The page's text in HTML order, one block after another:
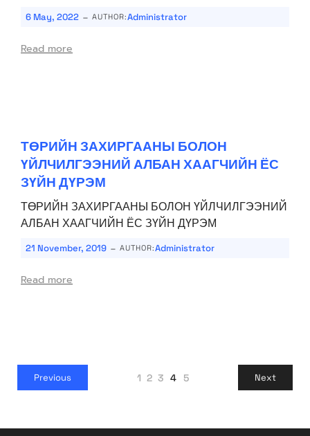
6 May, 2022 - AUTHOR:Administrator
Read more
ТӨРИЙН ЗАХИРГААНЫ БОЛОН
ҮЙЛЧИЛГЭЭНИЙ АЛБАН ХААГЧИЙН ЁС
ЗҮЙН ДҮРЭМ
ТӨРИЙН ЗАХИРГААНЫ БОЛОН ҮЙЛЧИЛГЭЭНИЙ
АЛБАН ХААГЧИЙН ЁС ЗҮЙН ДҮРЭМ
21 November, 2019 - AUTHOR:Administrator
Read more
Previous 1 2 3 4 5 Next